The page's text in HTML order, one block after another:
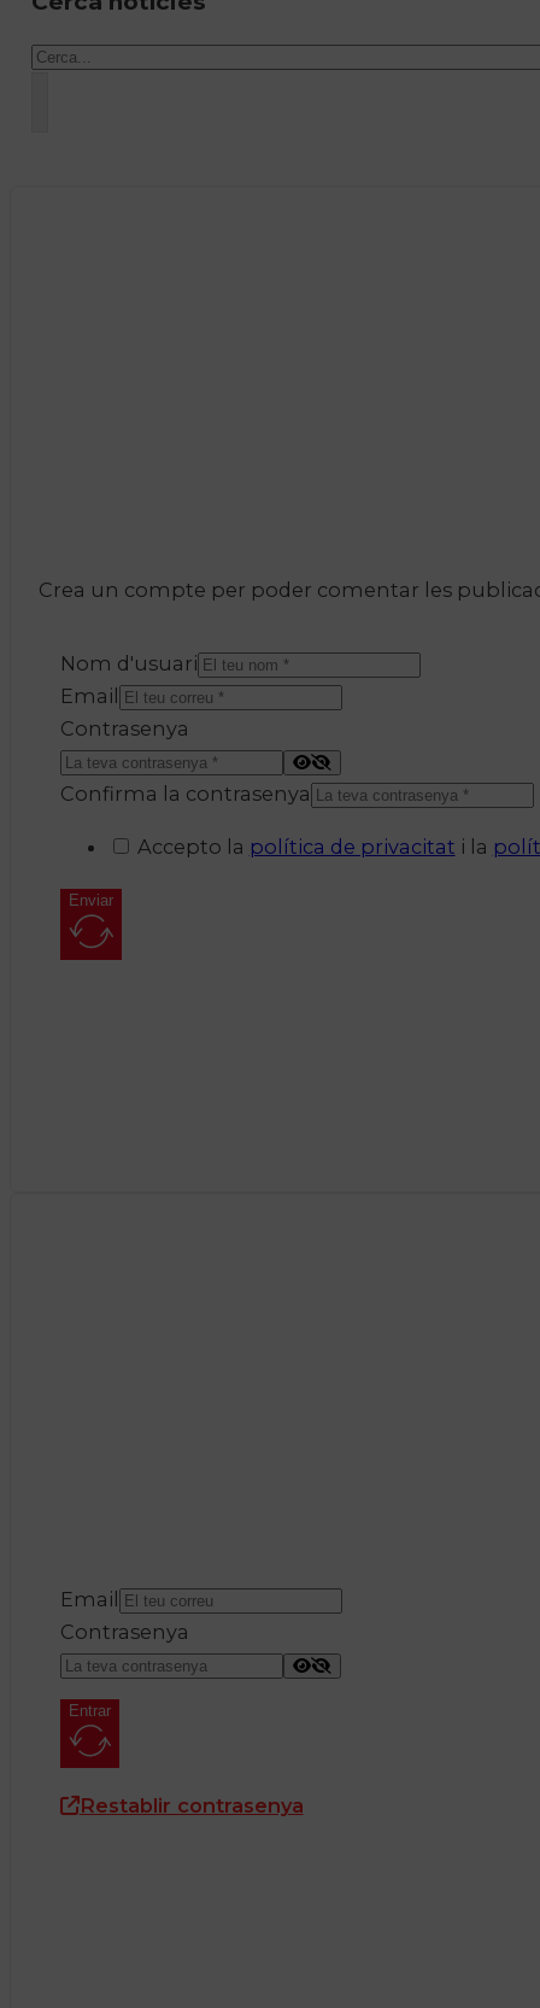
Cercar
Crea un compte per poder comentar les
Nom d'usuari
Email
Contrasenya
Confirma la contrasenya
Accepto la política de privacitat i la
Enviar
Email
Contrasenya
Entrar
Restablir contrasenya